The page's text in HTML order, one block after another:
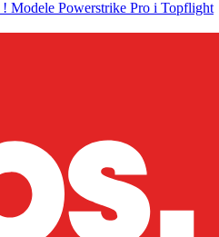
! Modele Powerstrike Pro i Topflight